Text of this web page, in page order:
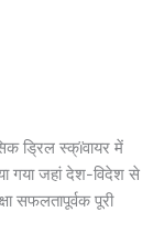
ड्रिल स्क्ïवायर में
गया जहां देश-विदेश से
सफलतापूर्वक पूरी